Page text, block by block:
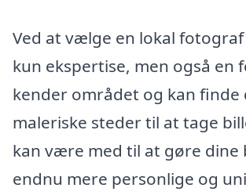
Ved at vælge en lokal
kun ekspertise, men også en
kender området og kan finde
maleriske steder til at tage
kan være med til at gøre dine
endnu mere personlige og